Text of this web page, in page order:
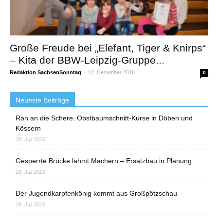
Große Freude bei „Elefant, Tiger & Knirps“
– Kita der BBW-Leipzig-Gruppe...
Redaktion SachsenSonntag - 12. Dezember 2018 0
Neueste Beiträge
Ran an die Schere: Obstbaumschnitt-Kurse in Döben und
Kössern
28. Juli 2026
Gesperrte Brücke lähmt Machern – Ersatzbau in Planung
28. Juli 2026
Der Jugendkarpfenkönig kommt aus Großpötzschau
28. Juli 2026